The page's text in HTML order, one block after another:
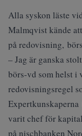
Alla syskon läste
Malmqvist kände
på redovisning,
– Jag är ganska
börs-vd som helst i
redovisningsregel
varit chef för
på nischbanken